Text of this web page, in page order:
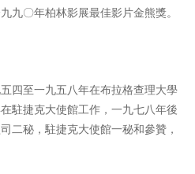
九〇年柏林影展最佳影片金熊獎。
四至一九五八年在布拉格查理大學
駐捷克大使館工作，一九七八年後
二秘，駐捷克大使館一秘和參贊，